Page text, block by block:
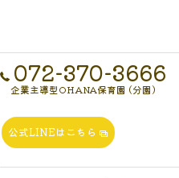
072-370-3666
企業主導型OHANA保育園 (分園)
公式LINEはこちら